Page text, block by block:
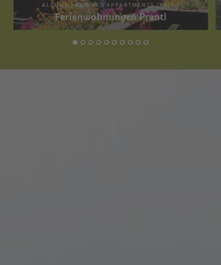
ALGUND | B&B AND APPARTMENTS (PRIV.)
Ferienwohnungen Prantl